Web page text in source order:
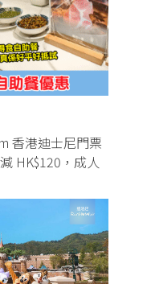
香港迪士尼門票
HK$120，成人